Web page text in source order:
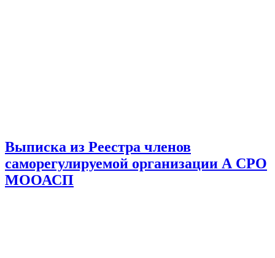
Выписка из Реестра членов
саморегулируемой организации А СРО
МООАСП